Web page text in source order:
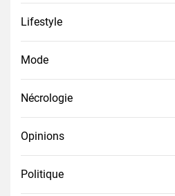
Lifestyle
Mode
Nécrologie
Opinions
Politique